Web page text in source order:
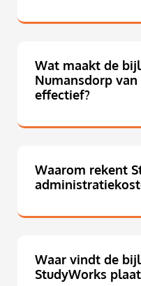
Wat maakt de
Numansdorp
effectief?
Waarom rekent
Waar vindt de
StudyWorks